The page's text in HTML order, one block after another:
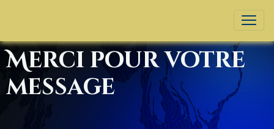
Merci pour votre
message